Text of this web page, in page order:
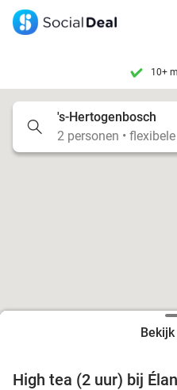
Tot wel
7 dagen
's-Hertogenbosch
2 personen •
High tea (2 uur) bij